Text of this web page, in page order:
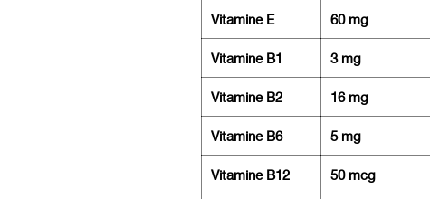
Vitamine E 60 mg
Vitamine B1 3 mg
Vitamine B2 16 mg
Vitamine B6 5 mg
Vitamine B12 50 mcg